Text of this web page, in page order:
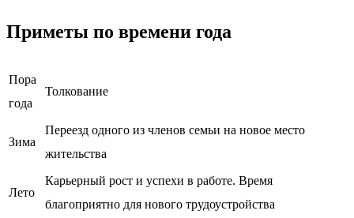
Приметы по времени года
Пора
года
Толкование
Зима
Переезд одного из членов семьи на новое место
жительства
Лето
Карьерный рост и успехи в работе. Время
благоприятно для нового трудоустройства